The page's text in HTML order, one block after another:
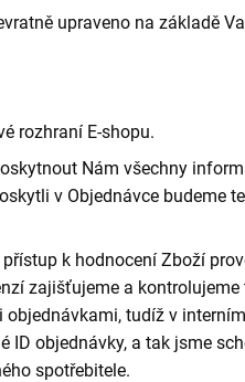
upraveno na základě
rozhraní E-shopu.
Nám všechny
v Objednávce budeme
k hodnocení Zboží
zajišťujeme a kontrolujeme
tudíž v
ID objednávky, a tak jsme
spotřebitele.